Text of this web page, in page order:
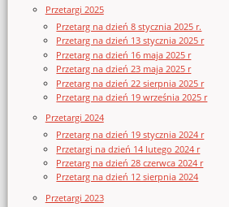
Przetargi 2025
Przetarg na dzień 8 stycznia 2025 r.
Przetarg na dzień 13 stycznia 2025 r
Przetarg na dzień 16 maja 2025 r
Przetarg na dzień 23 maja 2025 r
Przetarg na dzień 22 sierpnia 2025 r
Przetarg na dzień 19 września 2025 r
Przetargi 2024
Przetarg na dzień 19 stycznia 2024 r
Przetargi na dzień 14 lutego 2024 r
Przetarg na dzień 28 czerwca 2024 r
Przetarg na dzień 12 sierpnia 2024
Przetargi 2023